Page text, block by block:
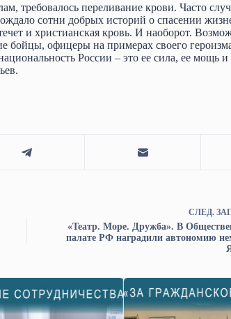
требовалось переливание крови. Часто
сотни добрых историй о спасении
и христианская кровь. И наоборот.
бойцы, офицеры на примерах своего
России – это ее сила, ее мощь
СЛЕД.
«Театр. Море. Дружба». В
палате РФ наградили автономию